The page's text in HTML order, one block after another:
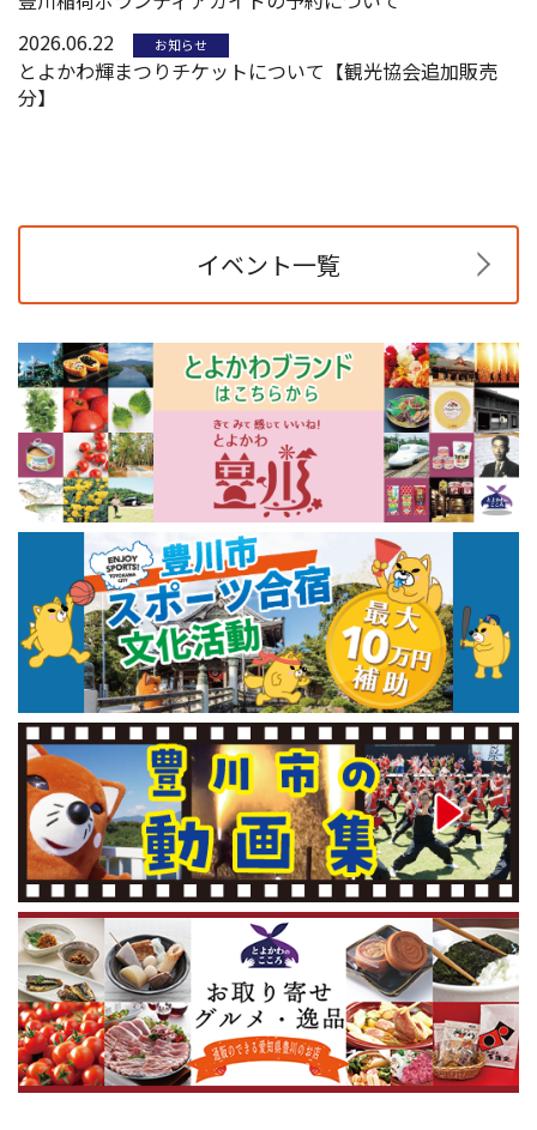
2026.06.22
お知らせ
とよかわ輝まつりチケットについて【観光協会追加販売
分】
イベント一覧